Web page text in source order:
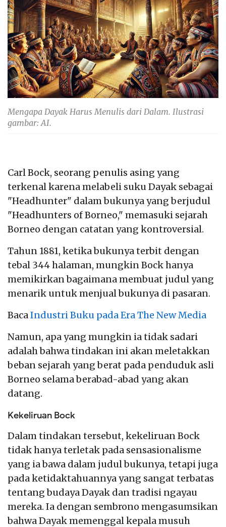
Mengapa Dayak Harus Menulis dari Dalam. Ilustrasi
gambar: AI.
Carl Bock, seorang penulis asing yang
terkenal karena melabeli suku Dayak sebagai
"Headhunter" dalam bukunya yang berjudul
"Headhunters of Borneo," memasuki sejarah
Borneo dengan catatan yang kontroversial.
Tahun 1881, ketika bukunya terbit dengan
tebal 344 halaman, mungkin Bock hanya
memikirkan bagaimana membuat judul yang
menarik untuk menjual bukunya di pasaran.
BacaIndustri Buku pada Era The New Media
Namun, apa yang mungkin ia tidak sadari
adalah bahwa tindakan ini akan meletakkan
beban sejarah yang berat pada penduduk asli
Borneo selama berabad-abad yang akan
datang.
Kekeliruan Bock
Dalam tindakan tersebut, kekeliruan Bock
tidak hanya terletak pada sensasionalisme
yang ia bawa dalam judul bukunya, tetapi juga
pada ketidaktahuannya yang sangat terbatas
tentang budaya Dayak dan tradisi ngayau
mereka. Ia dengan sembrono mengasumsikan
bahwa Dayak memenggal kepala musuh